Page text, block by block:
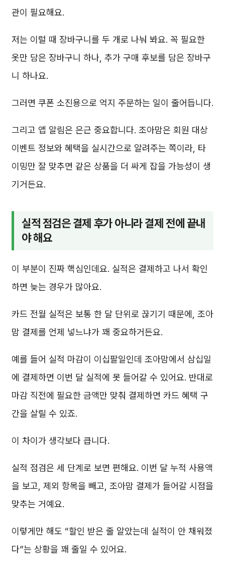
관이 필요해요.
저는 이럴 때 장바구니를 두 개로 나눠 봐요. 꼭 필요한
옷만 담은 장바구니 하나, 추가 구매 후보를 담은 장바구
니 하나요.
그러면 쿠폰 소진용으로 억지 주문하는 일이 줄어듭니다.
그리고 앱 알림은 은근 중요합니다. 조아맘은 회원 대상
이벤트 정보와 혜택을 실시간으로 알려주는 쪽이라, 타
이밍만 잘 맞추면 같은 상품을 더 싸게 잡을 가능성이 생
기거든요.
실적 점검은 결제 후가 아니라 결제 전에 끝내
야 해요
이 부분이 진짜 핵심인데요. 실적은 결제하고 나서 확인
하면 늦는 경우가 많아요.
카드 전월 실적은 보통 한 달 단위로 끊기기 때문에, 조아
맘 결제를 언제 넣느냐가 꽤 중요하거든요.
예를 들어 실적 마감이 이십팔일인데 조아맘에서 삼십일
에 결제하면 이번 달 실적에 못 들어갈 수 있어요. 반대로
마감 직전에 필요한 금액만 맞춰 결제하면 카드 혜택 구
간을 살릴 수 있죠.
이 차이가 생각보다 큽니다.
실적 점검은 세 단계로 보면 편해요. 이번 달 누적 사용액
을 보고, 제외 항목을 빼고, 조아맘 결제가 들어갈 시점을
맞추는 거예요.
이렇게만 해도 “할인 받은 줄 알았는데 실적이 안 채워졌
다”는 상황을 꽤 줄일 수 있어요.